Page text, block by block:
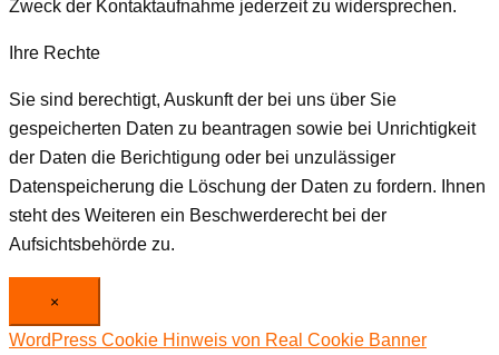
Zweck der Kontaktaufnahme jederzeit zu widersprechen.
Ihre Rechte
Sie sind berechtigt, Auskunft der bei uns über Sie
gespeicherten Daten zu beantragen sowie bei Unrichtigkeit
der Daten die Berichtigung oder bei unzulässiger
Datenspeicherung die Löschung der Daten zu fordern. Ihnen
steht des Weiteren ein Beschwerderecht bei der
Aufsichtsbehörde zu.
×
WordPress Cookie Hinweis von Real Cookie Banner